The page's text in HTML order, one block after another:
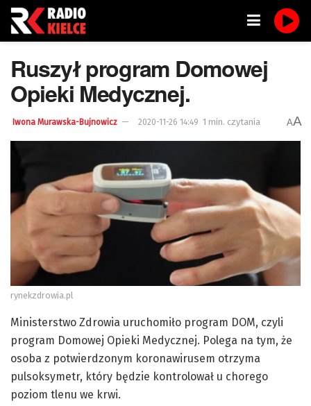
Ruszył program Domowej
Opieki Medycznej.
Iwona Murawska-Bujnowicz 2020-11-26 14:49 1 min. czytania AA
rynekzdrowia.pl
Ministerstwo Zdrowia uruchomiło program DOM, czyli
program Domowej Opieki Medycznej. Polega na tym, że
osoba z potwierdzonym koronawirusem otrzyma
pulsoksymetr, który będzie kontrolował u chorego
poziom tlenu we krwi.